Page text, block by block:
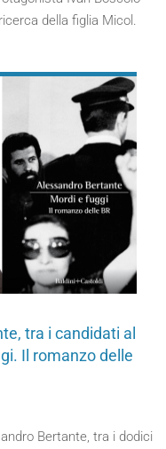
della figlia Micol.
tra i candidati al
Il romanzo delle
Bertante, tra i dodici